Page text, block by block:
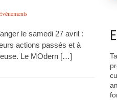
le samedi 27 avril :
actions passés et à
Le MOdern […]